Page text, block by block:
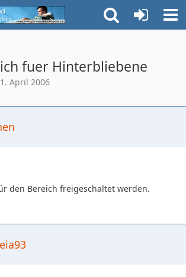
fuer Hinterbliebene
1. April 2006
den Bereich freigeschaltet werden.